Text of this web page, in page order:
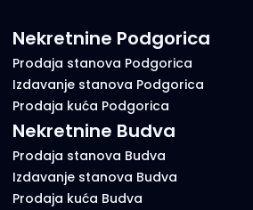
Nekretnine Podgorica
Prodaja stanova Podgorica
Izdavanje stanova Podgorica
Prodaja kuća Podgorica
Nekretnine Budva
Prodaja stanova Budva
Izdavanje stanova Budva
Prodaja kuća Budva